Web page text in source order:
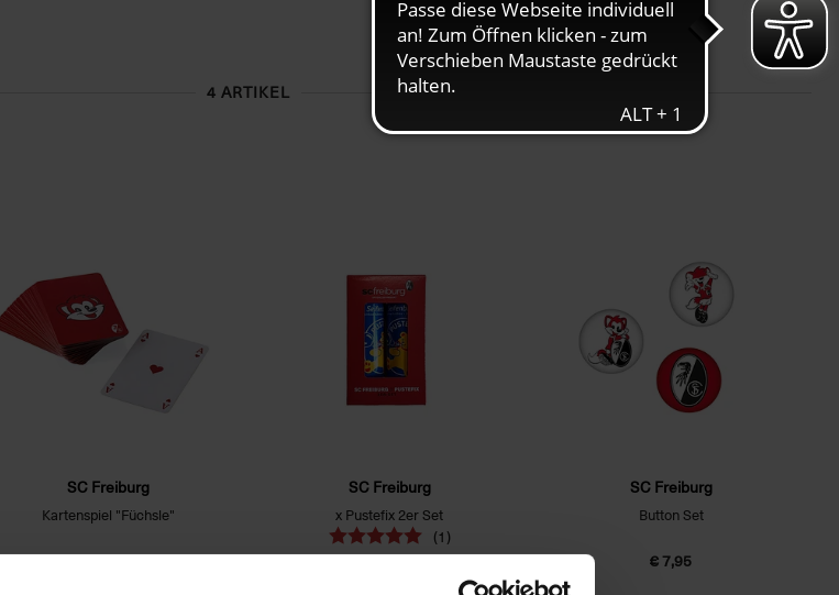
4 ARTIKEL
SC Freiburg
Kartenspiel "Füchsle"
€ 4,95
SC Freiburg
x Pustefix 2er Set
(1)
€ 5,95
SC Freiburg
Button Set
€ 7,95